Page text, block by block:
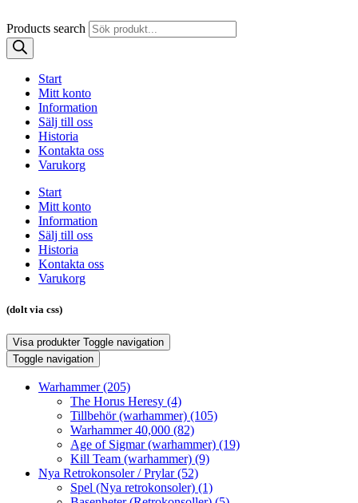
Products search
Start
Mitt konto
Information
Sälj till oss
Historia
Kontakta oss
Varukorg
Start
Mitt konto
Information
Sälj till oss
Historia
Kontakta oss
Varukorg
(dolt via css)
Visa produkter Toggle navigation
Toggle navigation
Warhammer(205)
The Horus Heresy (4)
Tillbehör (warhammer) (105)
Warhammer 40,000 (82)
Age of Sigmar (warhammer) (19)
Kill Team (warhammer) (9)
Nya Retrokonsoler / Prylar(52)
Spel (Nya retrokonsoler) (1)